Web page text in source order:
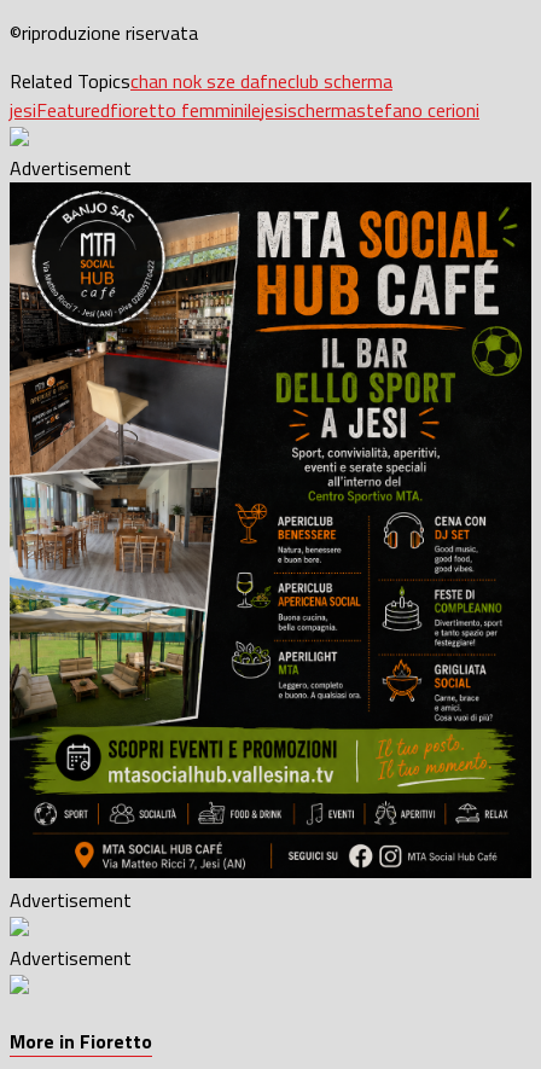
©riproduzione riservata
Related Topicschan nok sze dafneclub scherma
jesiFeaturedfioretto femminilejesischermastefano cerioni
Advertisement
Advertisement
Advertisement
More in Fioretto